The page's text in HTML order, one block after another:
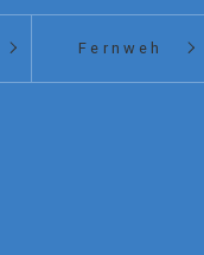
Fernweh